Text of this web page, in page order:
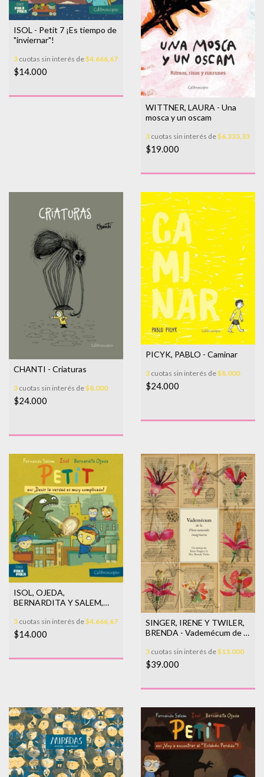
ISOL - Petit 7 ¡Es tiempo de
"inviernar"!
3 cuotas sin interés de$4.666,67
$14.000
WITTNER, LAURA - Una
mosca y un oscam
3 cuotas sin interés de$6.333,33
$19.000
CHANTI - Criaturas
3 cuotas sin interés de$8.000
$24.000
PICYK, PABLO - Caminar
3 cuotas sin interés de$8.000
$24.000
ISOL, OJEDA,
BERNARDITA Y SALEM,
la verdad es muy complicado
3 cuotas sin interés de$4.666,67
$14.000
SINGER, IRENE Y TWILER,
BRENDA - Vademécum de la
3 cuotas sin interés de$13.000
$39.000